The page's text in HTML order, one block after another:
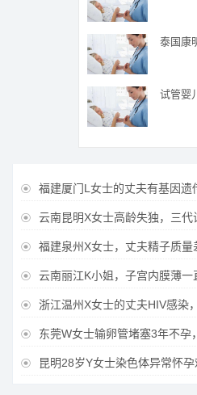
泰国康
试管婴
 福建厦门L女士的丈夫有基因
 云南昆明X女士高龄失独，三
 福建泉州X女士，丈夫精子质
 云南丽江K小姐，子宫内膜薄
 浙江温州X女士的丈夫HIV感染
 东莞W女士输卵管堵塞3年不孕
 昆明28岁Y女士染色体异常怀